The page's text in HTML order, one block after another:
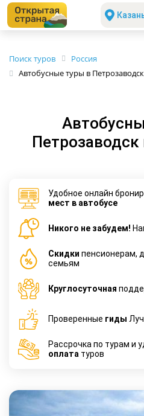
Поиск туров
Россия
Автобусные туры в
Удобное онлайн
мест в автобусе
Никого не забудем!
Cкидки пенсионерам,
семьям
Круглосуточная
Проверенные гиды
Рассрочка по турам и
оплата туров